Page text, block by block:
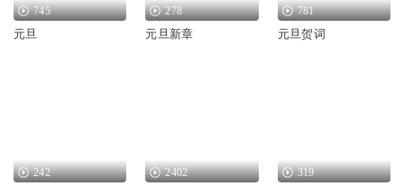
745
元旦
278
元旦新章
781
元旦贺词
242 2402 319